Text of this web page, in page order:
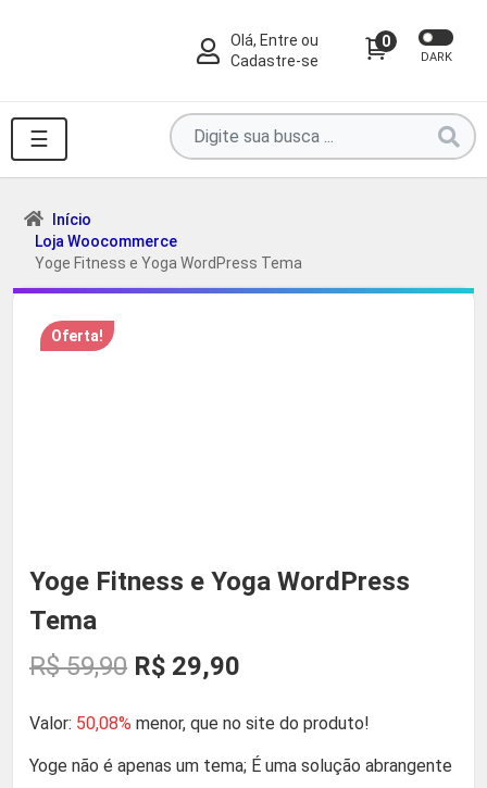
Olá, Entre ou
Cadastre-se
0
DARK
☰
Pesquise
por
produtos
...
Início
Loja Woocommerce
Yoge Fitness e Yoga WordPress Tema
Oferta!
Yoge Fitness e Yoga WordPress
Tema
R$59,90 O
p
r
R$ 29,90
p
r
Valor: 50,08% menor, que no site do produto!
Yoge não é apenas um tema; É uma solução abrangente